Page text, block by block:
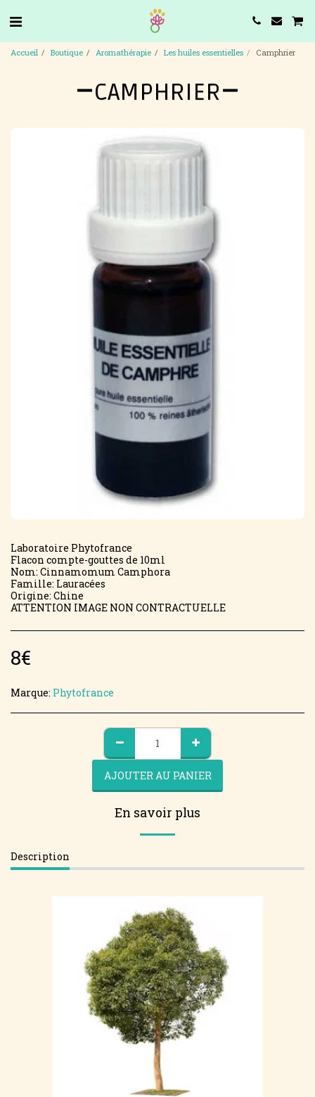
Accueil Boutique Aromathérapie Les huiles essentielles Camphrier
CAMPHRIER
Laboratoire Phytofrance
Flacon compte-gouttes de 10ml
Nom: Cinnamomum Camphora
Famille: Lauracées
Origine: Chine
ATTENTION IMAGE NON CONTRACTUELLE
8€
Marque: Phytofrance
AJOUTER AU PANIER
En savoir plus
Description